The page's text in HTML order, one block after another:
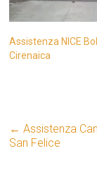
Assistenza NICE
Cirenaica
← Assistenza
San Felice